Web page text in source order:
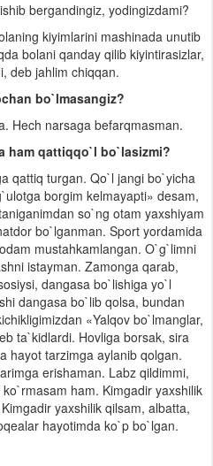
bergandingiz, yodingizdami?
kiyimlarini mashinada unutib
bolani qanday qilib kiyintirasizlar,
deb jahlim chiqqan.
bo`lmasangiz?
Hech narsaga befarqmasman.
ham qattiqqo`l bo`lasizmi?
qattiq turgan. Qo`l jangi bo`yicha
borgim kelmayapti» desam,
so`ng otam yaxshiyam
bo`lganman. Sport yordamida
mustahkamlangan. O`g`limni
istayman. Zamonga qarab,
dangasa bo`lishiga yo`l
dangasa bo`lib qolsa, bundan
«Yalqov bo`lmanglar,
ta`kidlardi. Hovliga borsak, sira
hayot tarzimga aylanib qolgan.
erishaman. Labz qildimmi,
ham. Kimgadir yaxshilik
yaxshilik qilsam, albatta,
hayotimda ko`p bo`lgan.